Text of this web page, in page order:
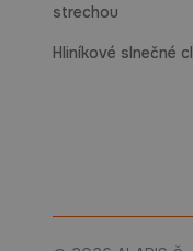
strechou
Hliníkové slnečné